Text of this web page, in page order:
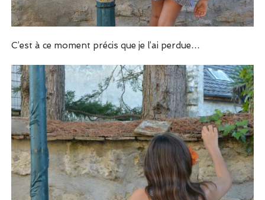
C’est à ce moment précis que je l’ai perdue…